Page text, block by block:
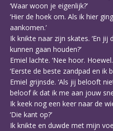
‘Waar woon je eigenlijk?’
‘Hier de hoek om. Als ik hier
aankomen.’
Ik knikte naar zijn skates. ‘En
kunnen gaan houden?’
Emiel lachte. ‘Nee hoor.
‘Eerste de beste zandpad en ik
Emiel grijnsde. ‘Als jij belooft
beloof ik dat ik me aan jouw
Ik keek nog een keer naar de
‘Die kant op?’
Ik knikte en duwde met mijn